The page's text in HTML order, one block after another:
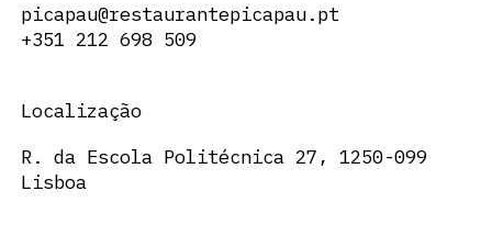
picapau@restaurantepicapau.pt
+351 212 698 509
Localização
R. da Escola Politécnica 27, 1250-099
Lisboa